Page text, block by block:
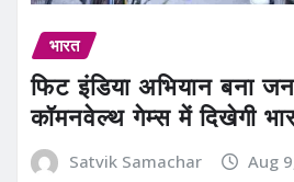
भारत
फिट इंडिया अभियान बना
कॉमनवेल्थ गेम्स में दिखेगी
Satvik Samachar Aug